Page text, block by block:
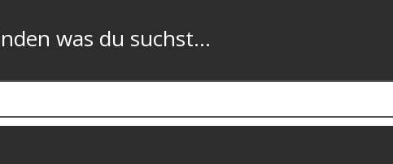
was du suchst...